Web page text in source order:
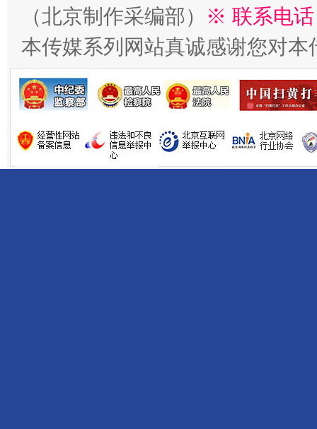
揭开“小金库”的免责幌子
（北京制作采编部）
※ 联系电
本传媒系列网站真诚感谢您对